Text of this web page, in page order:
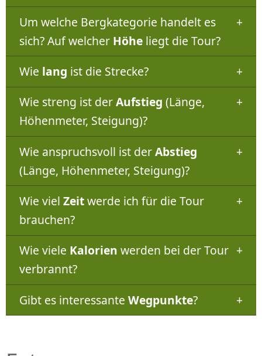
Um welche Bergkategorie handelt es
sich? Auf welcher Höheliegt die Tour?
Wie lang ist die Strecke?
Wie streng ist derAufstieg (Länge,
Höhenmeter, Steigung)?
Wie anspruchsvoll ist derAbstieg
(Länge, Höhenmeter, Steigung)?
Wie viel Zeitwerde ich für die Tour
brauchen?
Wie viele Kalorien werden bei der Tour
verbrannt?
Gibt es interessante Wegpunkte?